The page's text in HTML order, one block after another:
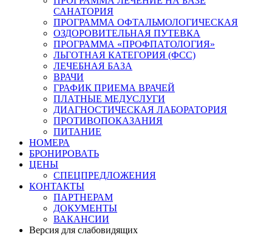
САНАТОРИЯ
ПРОГРАММА ОФТАЛЬМОЛОГИЧЕСКАЯ
ОЗДОРОВИТЕЛЬНАЯ ПУТЕВКА
ПРОГРАММА «ПРОФПАТОЛОГИЯ»
ЛЬГОТНАЯ КАТЕГОРИЯ (ФСС)
ЛЕЧЕБНАЯ БАЗА
ВРАЧИ
ГРАФИК ПРИЕМА ВРАЧЕЙ
ПЛАТНЫЕ МЕДУСЛУГИ
ДИАГНОСТИЧЕСКАЯ ЛАБОРАТОРИЯ
ПРОТИВОПОКАЗАНИЯ
ПИТАНИЕ
НОМЕРА
БРОНИРОВАТЬ
ЦЕНЫ
СПЕЦПРЕДЛОЖЕНИЯ
КОНТАКТЫ
ПАРТНЕРАМ
ДОКУМЕНТЫ
ВАКАНСИИ
Версия для слабовидящих